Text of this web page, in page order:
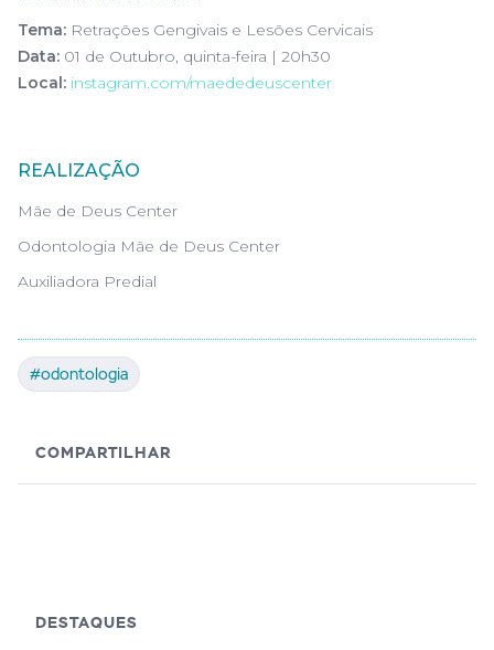
Tema: Retrações Gengivais e Lesões Cervicais
Data: 01 de Outubro, quinta-feira | 20h30
Local: instagram.com/maededeuscenter
REALIZAÇÃO
Mãe de Deus Center
Odontologia Mãe de Deus Center
Auxiliadora Predial
#odontologia
COMPARTILHAR
DESTAQUES